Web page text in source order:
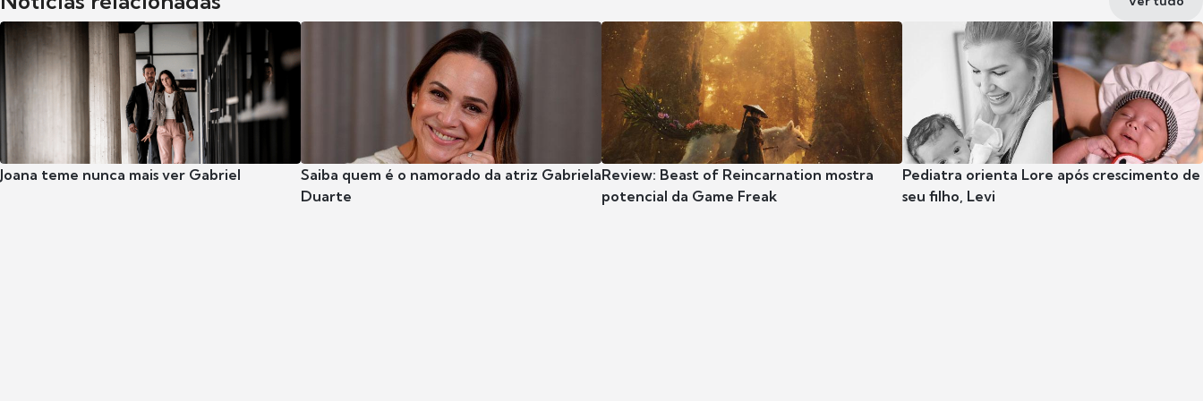
Joana teme nunca mais ver Gabriel
Saiba quem é o namorado da atriz Gabriela
Duarte
Review: Beast of Reincarnation mostra
potencial da Game Freak
Pediatra orienta Lore após crescimento de
seu filho, Levi